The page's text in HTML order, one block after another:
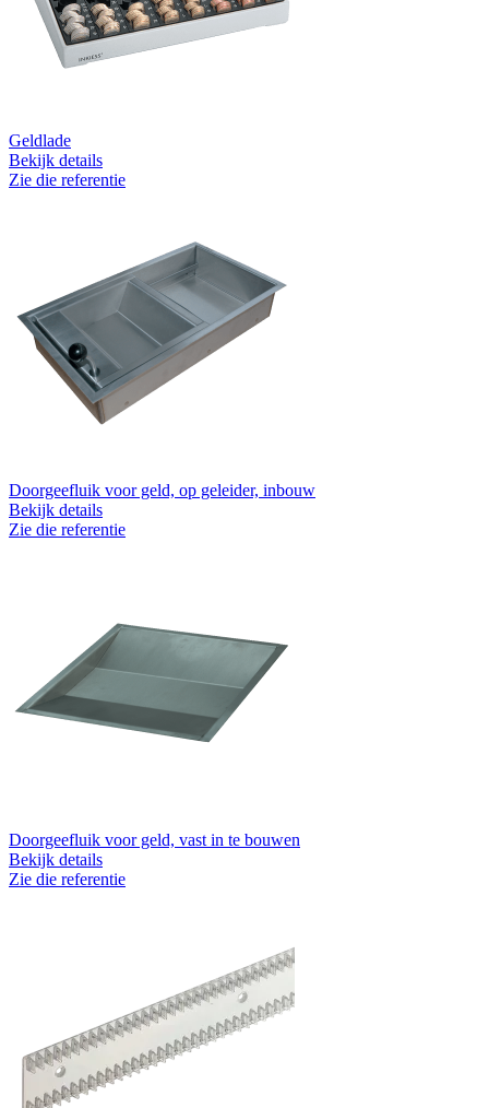
Geldlade
Bekijk details
Zie die referentie
Doorgeefluik voor geld, op geleider, inbouw
Bekijk details
Zie die referentie
Doorgeefluik voor geld, vast in te bouwen
Bekijk details
Zie die referentie